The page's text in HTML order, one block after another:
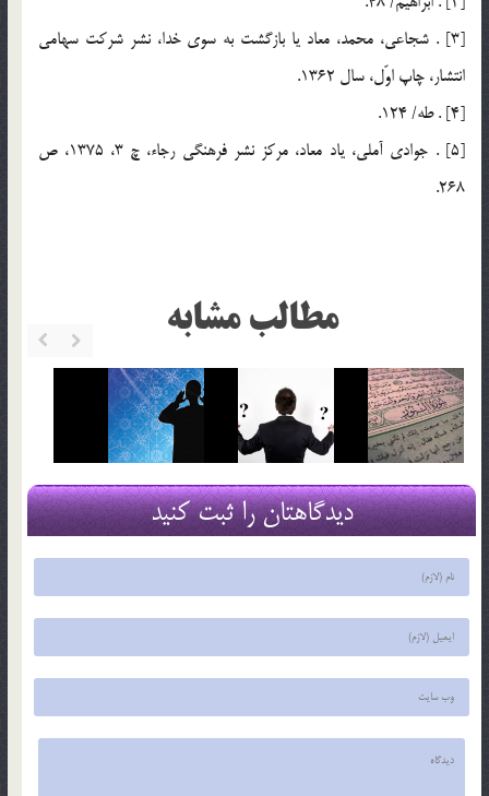
[3] . شجاعي، محمد، معاد يا بازگشت به سوي خدا، نشر شركت سهامي
انتشار، چاپ اوّل، سال 1362.
[4] . طه/ 124.
[5] . جوادي آملي، ياد معاد، مركز نشر فرهنگي رجاء، چ 3، 1375، ص
268.
مطالب مشابه
دیدگاهتان را ثبت کنید